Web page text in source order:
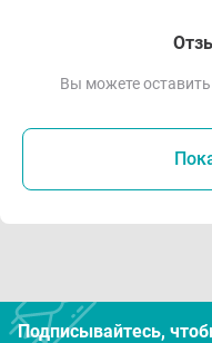
Вы можете
Подписывайтесь,